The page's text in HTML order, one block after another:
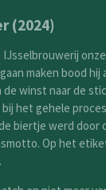
(2024)
maken bood hij
winst naar de
het gehele
biertje werd door
Op het